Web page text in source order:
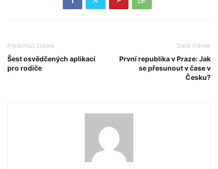
Předchozí článek
Šest osvědčených aplikací
pro rodiče
Další článek
První republika v Praze: Jak
se přesunout v čase v
Česku?